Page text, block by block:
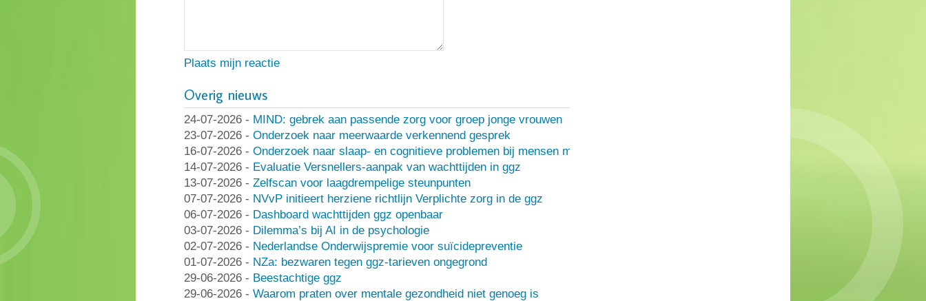
Plaats mijn reactie
Overig nieuws
24-07-2026 - MIND: gebrek aan passende zorg voor groep jonge vrouwen
23-07-2026 - Onderzoek naar meerwaarde verkennend gesprek
16-07-2026 - Onderzoek naar slaap- en cognitieve problemen bij mensen met een depressie
14-07-2026 - Evaluatie Versnellers-aanpak van wachttijden in ggz
13-07-2026 - Zelfscan voor laagdrempelige steunpunten
07-07-2026 - NVvP initieert herziene richtlijn Verplichte zorg in de ggz
06-07-2026 - Dashboard wachttijden ggz openbaar
03-07-2026 - Dilemma’s bij AI in de psychologie
02-07-2026 - Nederlandse Onderwijspremie voor suïcidepreventie
01-07-2026 - NZa: bezwaren tegen ggz-tarieven ongegrond
29-06-2026 - Beestachtige ggz
29-06-2026 - Waarom praten over mentale gezondheid niet genoeg is